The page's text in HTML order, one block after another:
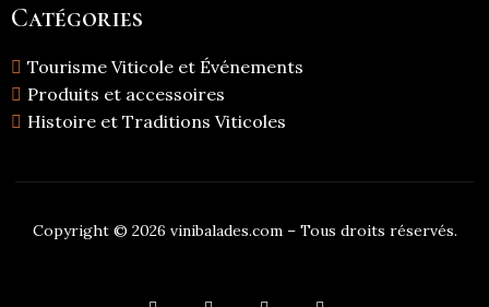
Catégories
Tourisme Viticole et Événements
Produits et accessoires
Histoire et Traditions Viticoles
Copyright © 2026 vinibalades.com – Tous droits réservés.